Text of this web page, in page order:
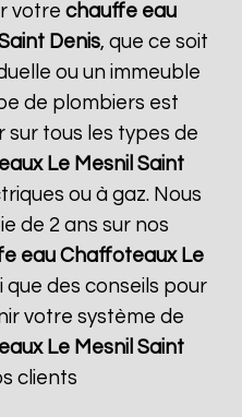
votrechauffe eau
Denis, que ce soit
ou un immeuble
de plombiers est
tous les types de
Le Mesnil Saint
ou à gaz. Nous
de 2 ans sur nos
eau Chaffoteaux Le
que des conseils pour
votre système de
Le Mesnil Saint
clients